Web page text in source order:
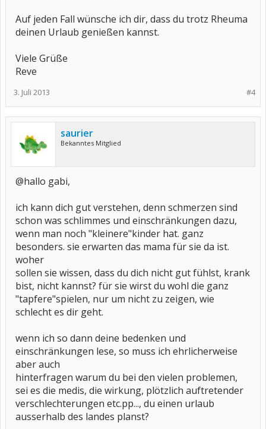
Auf jeden Fall wünsche ich dir, dass du trotz Rheuma
deinen Urlaub genießen kannst.
Viele Grüße
Reve
#4
3. Juli 2013
saurier
Bekanntes Mitglied
@hallo gabi,
ich kann dich gut verstehen, denn schmerzen sind
schon was schlimmes und einschränkungen dazu,
wenn man noch "kleinere"kinder hat. ganz
besonders. sie erwarten das mama für sie da ist.
woher
sollen sie wissen, dass du dich nicht gut fühlst, krank
bist, nicht kannst? für sie wirst du wohl die ganz
"tapfere"spielen, nur um nicht zu zeigen, wie
schlecht es dir geht.
wenn ich so dann deine bedenken und
einschränkungen lese, so muss ich ehrlicherweise
aber auch
hinterfragen warum du bei den vielen problemen,
sei es die medis, die wirkung, plötzlich auftretender
verschlechterungen etc.pp..., du einen urlaub
ausserhalb des landes planst?